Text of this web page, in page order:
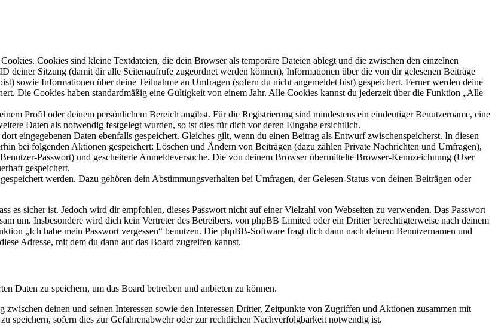
Cookies sind kleine Textdateien, die dein Browser als temporäre Dateien ablegt und die zwischen den einzelnen
deiner Sitzung (damit dir alle Seitenaufrufe zugeordnet werden können), Informationen über die von dir gelesenen Beiträge
sowie Informationen über deine Teilnahme an Umfragen (sofern du nicht angemeldet bist) gespeichert. Ferner werden deine
Die Cookies haben standardmäßig eine Gültigkeit von einem Jahr. Alle Cookies kannst du jederzeit über die Funktion „Alle
Profil oder deinem persönlichem Bereich angibst. Für die Registrierung sind mindestens ein eindeutiger Benutzername, eine
Daten als notwendig festgelegt wurden, so ist dies für dich vor deren Eingabe ersichtlich.
eingegebenen Daten ebenfalls gespeichert. Gleiches gilt, wenn du einen Beitrag als Entwurf zwischenspeicherst. In diesen
bei folgenden Aktionen gespeichert: Löschen und Ändern von Beiträgen (dazu zählen Private Nachrichten und Umfragen),
Passwort) und gescheiterte Anmeldeversuche. Die von deinem Browser übermittelte Browser-Kennzeichnung (User
gespeichert.
werden. Dazu gehören dein Abstimmungsverhalten bei Umfragen, der Gelesen-Status von deinen Beiträgen oder
es sicher ist. Jedoch wird dir empfohlen, dieses Passwort nicht auf einer Vielzahl von Webseiten zu verwenden. Das Passwort
um. Insbesondere wird dich kein Vertreter des Betreibers, von phpBB Limited oder ein Dritter berechtigterweise nach deinem
„Ich habe mein Passwort vergessen“ benutzen. Die phpBB-Software fragt dich dann nach deinem Benutzernamen und
Adresse, mit dem du dann auf das Board zugreifen kannst.
Daten zu speichern, um das Board betreiben und anbieten zu können.
deinen und seinen Interessen sowie den Interessen Dritter, Zeitpunkte von Zugriffen und Aktionen zusammen mit
speichern, sofern dies zur Gefahrenabwehr oder zur rechtlichen Nachverfolgbarkeit notwendig ist.